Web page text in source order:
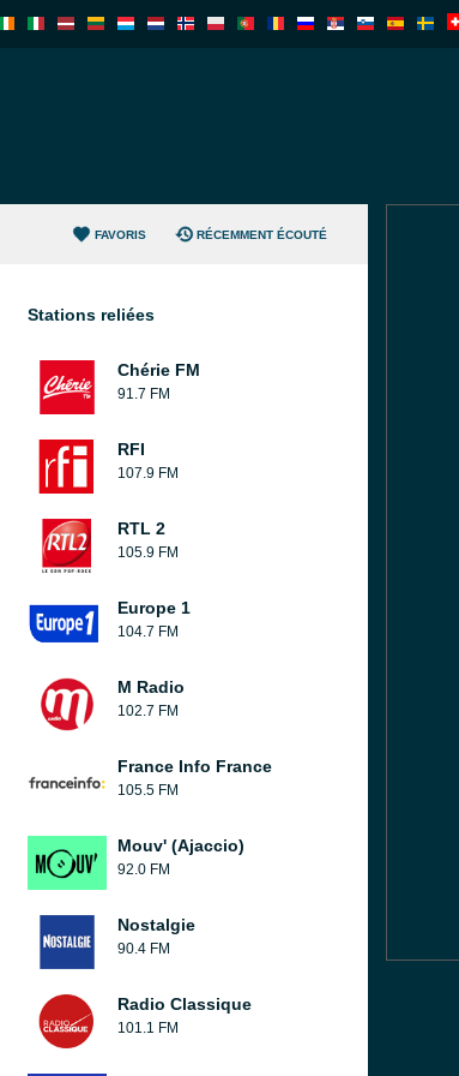
FAVORIS RÉCEMMENT ÉCOUTÉ
Stations reliées
Chérie FM
91.7 FM
RFI
107.9 FM
RTL 2
105.9 FM
Europe 1
104.7 FM
M Radio
102.7 FM
France Info France
105.5 FM
Mouv' (Ajaccio)
92.0 FM
Nostalgie
90.4 FM
Radio Classique
101.1 FM